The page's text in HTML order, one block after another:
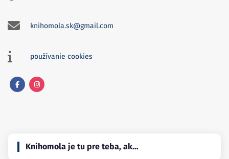
knihomola.sk@gmail.com
používanie cookies
Knihomola je tu pre teba, ak…